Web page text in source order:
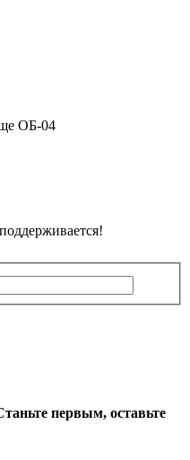
ОБ-04
первым, оставьте